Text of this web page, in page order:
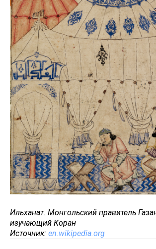
Ильханат. Монгольский правитель
изучающий Коран
Источник: en.wikipedia.org